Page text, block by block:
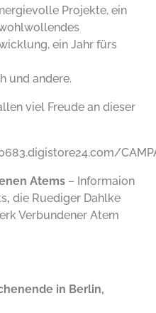
Projekte, ein
ein Jahr fürs
und andere.
viel Freude an dieser
Atems – Informaion
, die Ruediger Dahlke
Verbundener Atem
in Berlin,